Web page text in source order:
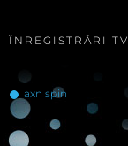
ÎNREGISTRĂRI TV
axn spin